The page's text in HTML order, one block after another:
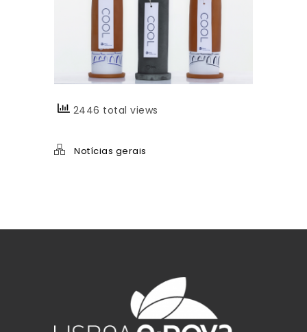
2446 total views
Notícias gerais